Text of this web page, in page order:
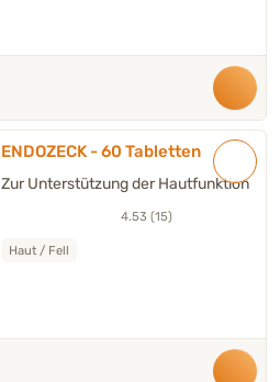
ENDOZECK - 60 Tabletten
Zur Unterstützung der Hautfunktion
4.53 (15)
Haut / Fell